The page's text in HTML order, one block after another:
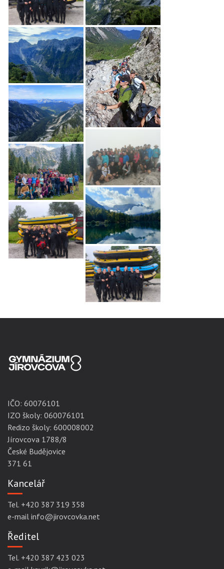
IČO: 60076101
IZO školy: 060076101
Redizo školy: 600008002
Jírovcova 1788/8
České Budějovice
371 61
Kancelář
Tel. +420 387 319 358
e-mail info@jirovcovka.net
Ředitel
Tel. +420 387 423 023